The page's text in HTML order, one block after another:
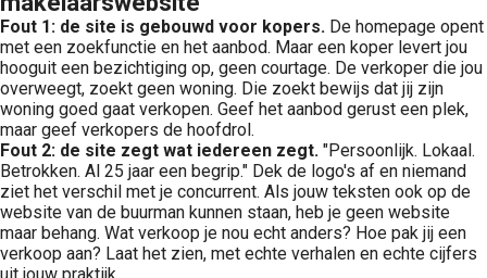
Fout 1: de site is gebouwd voor kopers. De homepage opent
met een zoekfunctie en het aanbod. Maar een koper levert jou
hooguit een bezichtiging op, geen courtage. De verkoper die jou
overweegt, zoekt geen woning. Die zoekt bewijs dat jij zijn
woning goed gaat verkopen. Geef het aanbod gerust een plek,
maar geef verkopers de hoofdrol.
Fout 2: de site zegt wat iedereen zegt. "Persoonlijk. Lokaal.
Betrokken. Al 25 jaar een begrip." Dek de logo's af en niemand
ziet het verschil met je concurrent. Als jouw teksten ook op de
website van de buurman kunnen staan, heb je geen website
maar behang. Wat verkoop je nou echt anders? Hoe pak jij een
verkoop aan? Laat het zien, met echte verhalen en echte cijfers